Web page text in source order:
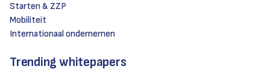
Starten & ZZP
Mobiliteit
Internationaal ondernemen
Trending whitepapers